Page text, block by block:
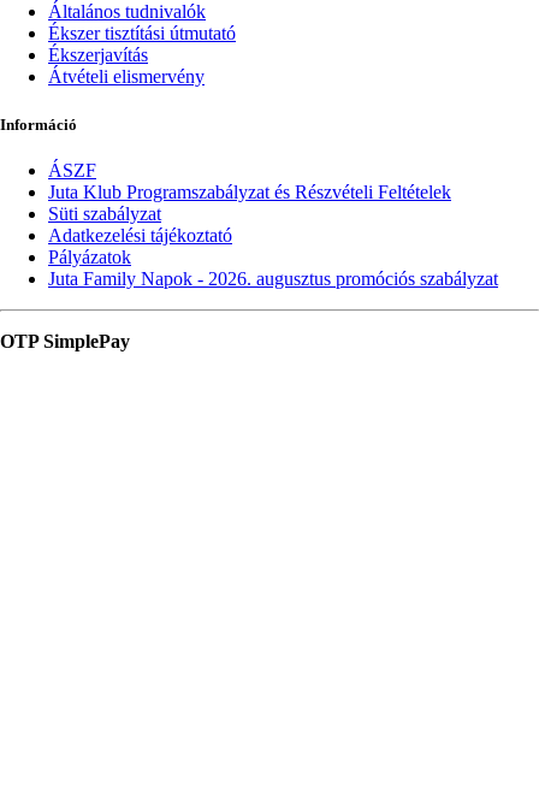
Általános tudnivalók
Ékszer tisztítási útmutató
Ékszerjavítás
Átvételi elismervény
Információ
ÁSZF
Juta Klub Programszabályzat és Részvételi Feltételek
Süti szabályzat
Adatkezelési tájékoztató
Pályázatok
Juta Family Napok - 2026. augusztus promóciós szabályzat
OTP SimplePay